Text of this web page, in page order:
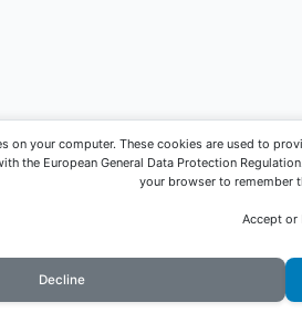
on your computer. These cookies are used to
the European General Data Protection
your browser to remember
Accept or
Decline